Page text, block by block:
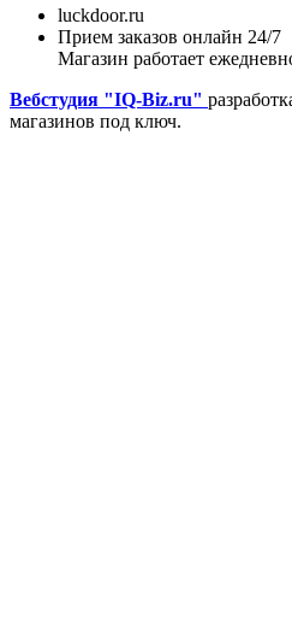
luckdoor.ru
Прием заказов онлайн 24/7
Магазин работает
Вебстудия "IQ-Biz.ru"
магазинов под ключ.